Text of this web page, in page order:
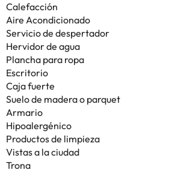
Calefacción
Aire Acondicionado
Servicio de despertador
Hervidor de agua
Plancha para ropa
Escritorio
Caja fuerte
Suelo de madera o parquet
Armario
Hipoalergénico
Productos de limpieza
Vistas a la ciudad
Trona